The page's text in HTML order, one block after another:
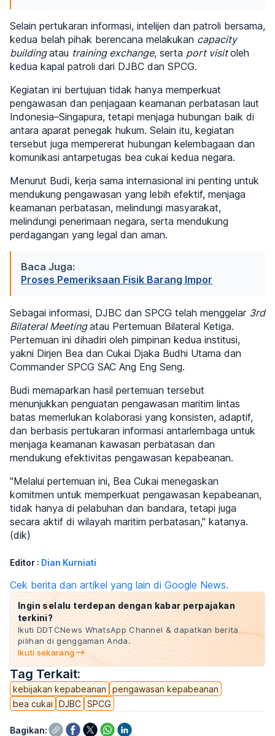
Selain pertukaran informasi, intelijen dan patroli bersama,
kedua belah pihak berencana melakukan capacity
buildingatau training exchange, serta port visitoleh
kedua kapal patroli dari DJBC dan SPCG.
Kegiatan ini bertujuan tidak hanya memperkuat
pengawasan dan penjagaan keamanan perbatasan laut
Indonesia–Singapura, tetapi menjaga hubungan baik di
antara aparat penegak hukum. Selain itu, kegiatan
tersebut juga mempererat hubungan kelembagaan dan
komunikasi antarpetugas bea cukai kedua negara.
Menurut Budi, kerja sama internasional ini penting untuk
mendukung pengawasan yang lebih efektif, menjaga
keamanan perbatasan, melindungi masyarakat,
melindungi penerimaan negara, serta mendukung
perdagangan yang legal dan aman.
Baca Juga:
Proses Pemeriksaan Fisik Barang Impor
Sebagai informasi, DJBC dan SPCG telah menggelar 3rd
Bilateral Meetingatau Pertemuan Bilateral Ketiga.
Pertemuan ini dihadiri oleh pimpinan kedua institusi,
yakni Dirjen Bea dan Cukai Djaka Budhi Utama dan
Commander SPCG SAC Ang Eng Seng.
Budi memaparkan hasil pertemuan tersebut
menunjukkan penguatan pengawasan maritim lintas
batas memerlukan kolaborasi yang konsisten, adaptif,
dan berbasis pertukaran informasi antarlembaga untuk
menjaga keamanan kawasan perbatasan dan
mendukung efektivitas pengawasan kepabeanan.
"Melalui pertemuan ini, Bea Cukai menegaskan
komitmen untuk memperkuat pengawasan kepabeanan,
tidak hanya di pelabuhan dan bandara, tetapi juga
secara aktif di wilayah maritim perbatasan," katanya.
(dik)
Editor : Dian Kurniati
Cek berita dan artikel yang lain di Google News.
Ingin selalu terdepan dengan kabar perpajakan
terkini?
Ikuti DDTCNews WhatsApp Channel & dapatkan berita
pilihan di genggaman Anda.
Ikuti sekarang
Tag Terkait:
kebijakan kepabeanan
pengawasan kepabeanan
bea cukai
DJBC SPCG
Bagikan: